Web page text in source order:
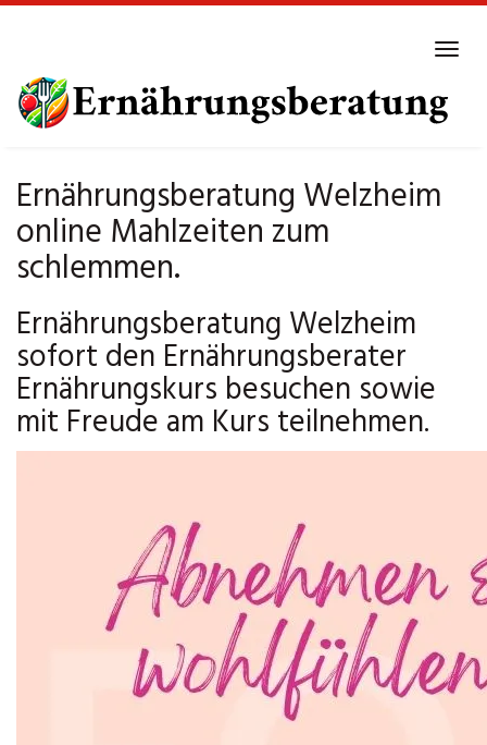
main
content
Ernährungsberatung Welzheim
online Mahlzeiten zum
schlemmen.
Ernährungsberatung Welzheim
sofort den Ernährungsberater
Ernährungskurs besuchen sowie
mit Freude am Kurs teilnehmen.